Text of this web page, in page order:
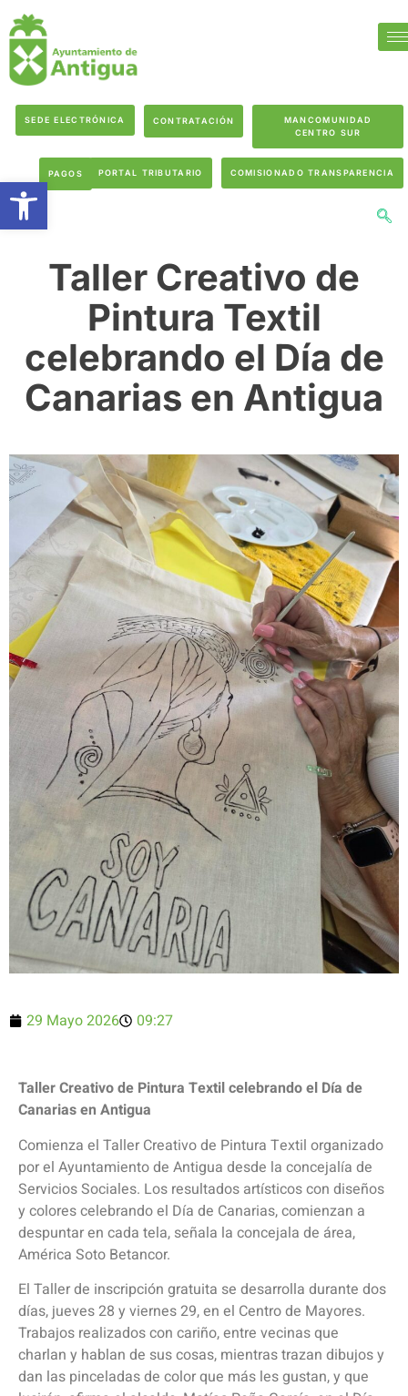
SEDE ELECTRÓNICA CONTRATACIÓN
MANCOMUNIDAD
CENTRO SUR
PAGOS PORTAL TRIBUTARIO COMISIONADO TRANSPARENCIA
Taller Creativo de
Pintura Textil
celebrando el Día de
Canarias en Antigua
29 Mayo 2026 09:27
Taller Creativo de Pintura Textil celebrando el Día de
Canarias en Antigua
Comienza el Taller Creativo de Pintura Textil organizado
por el Ayuntamiento de Antigua desde la concejalía de
Servicios Sociales. Los resultados artísticos con diseños
y colores celebrando el Día de Canarias, comienzan a
despuntar en cada tela, señala la concejala de área,
América Soto Betancor.
El Taller de inscripción gratuita se desarrolla durante dos
días, jueves 28 y viernes 29, en el Centro de Mayores.
Trabajos realizados con cariño, entre vecinas que
charlan y hablan de sus cosas, mientras trazan dibujos y
dan las pinceladas de color que más les gustan, y que
Abrir barra de herramientas